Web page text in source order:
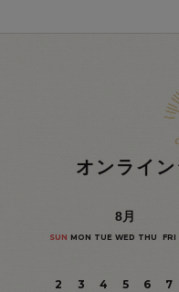
オンライ
8月
SUN MON TUE WED THU FRI
2
3 4 5 6 7